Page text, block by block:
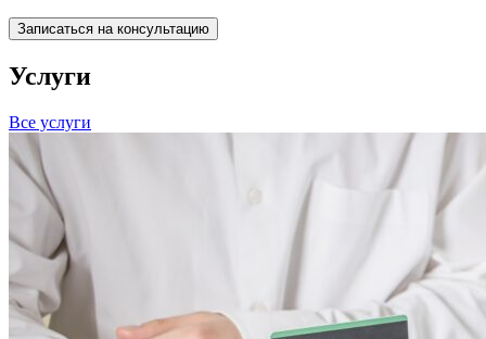
Записаться на консультацию
Услуги
Все услуги